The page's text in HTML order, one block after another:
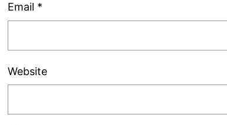
Email *
Website